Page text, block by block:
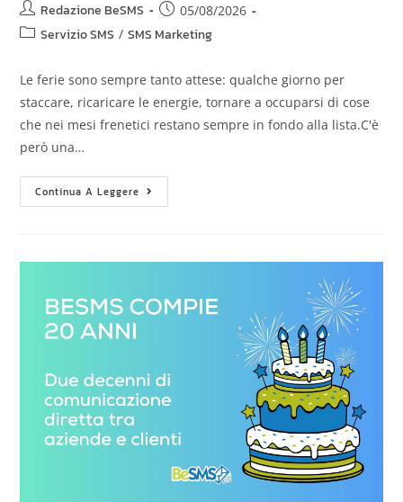
Redazione BeSMS 05/08/2026
Servizio SMS / SMS Marketing
Le ferie sono sempre tanto attese: qualche giorno per
staccare, ricaricare le energie, tornare a occuparsi di cose
che nei mesi frenetici restano sempre in fondo alla lista.C'è
però una…
Continua A Leggere